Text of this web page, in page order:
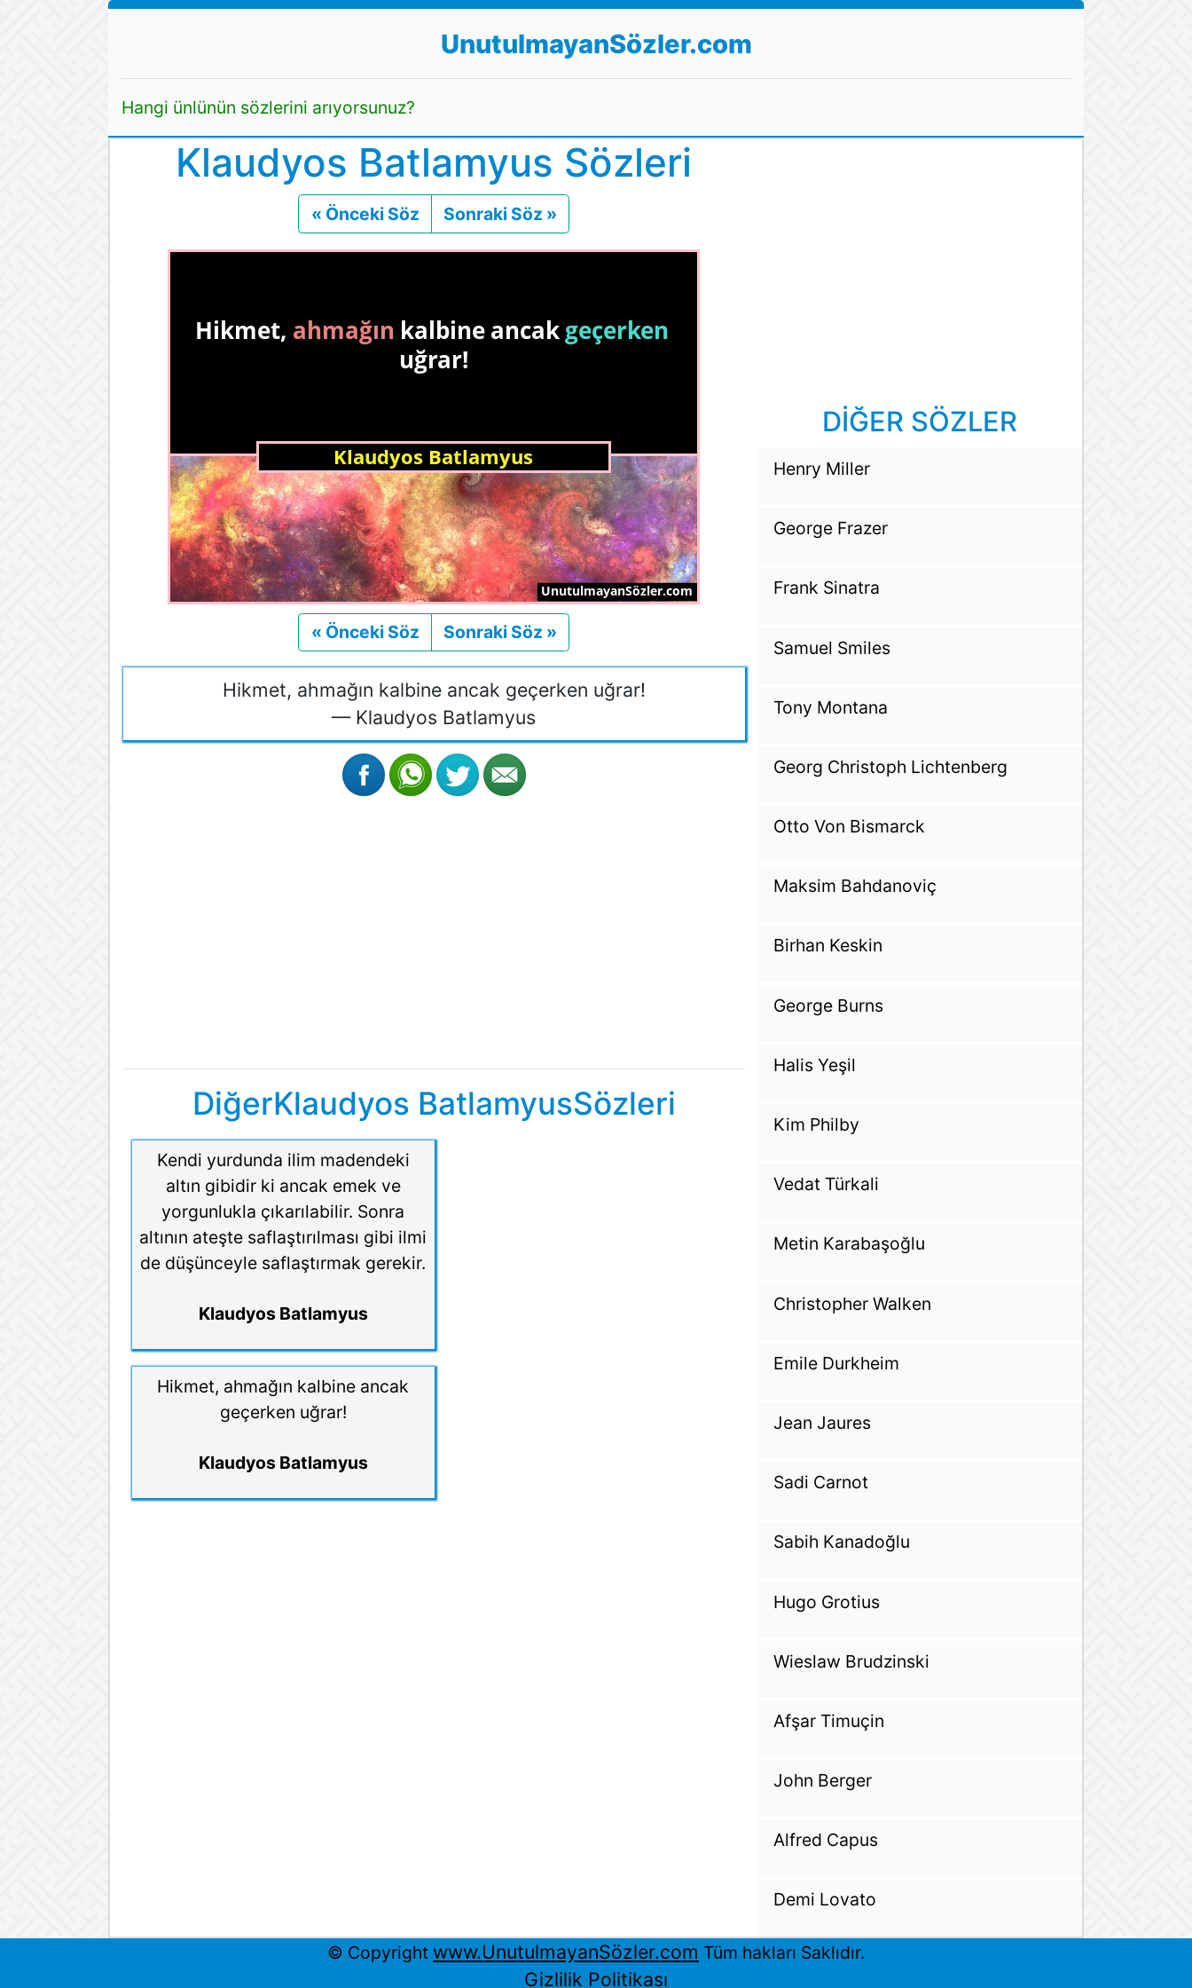
UnutulmayanSözler.com
Hangi ünlünün sözlerini arıyorsunuz?
Klaudyos Batlamyus Sözleri
« Önceki Söz Önceki
Sonraki Söz »
« Önceki Söz Önceki
Sonraki Söz »
Hikmet, ahmağın kalbine ancak geçerken uğrar!
— Klaudyos Batlamyus
DiğerKlaudyos BatlamyusSözleri
Kendi yurdunda ilim madendeki
altın gibidir ki ancak emek ve
yorgunlukla çıkarılabilir. Sonra
altının ateşte saflaştırılması gibi ilmi
de düşünceyle saflaştırmak gerekir.
Klaudyos Batlamyus
Hikmet, ahmağın kalbine ancak
geçerken uğrar!
Klaudyos Batlamyus
DİĞER SÖZLER
Henry Miller
George Frazer
Frank Sinatra
Samuel Smiles
Tony Montana
Georg Christoph Lichtenberg
Otto Von Bismarck
Maksim Bahdanoviç
Birhan Keskin
George Burns
Halis Yeşil
Kim Philby
Vedat Türkali
Metin Karabaşoğlu
Christopher Walken
Emile Durkheim
Jean Jaures
Sadi Carnot
Sabih Kanadoğlu
Hugo Grotius
Wieslaw Brudzinski
Afşar Timuçin
John Berger
Alfred Capus
Demi Lovato
© Copyright www.UnutulmayanSözler.com Tüm hakları Saklıdır.
Gizlilik Politikası